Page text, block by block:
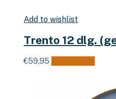
Add to wishlist
Trento 12 dlg.
€59,95